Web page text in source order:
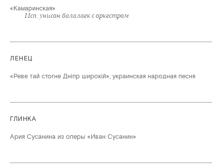
«Камаринская»
Исп. унисон балалаек с оркестром
ЛЕНЕЦ
«Реве тай стогне Днiпр широкiй», украинская народная песня
ГЛИНКА
Ария Сусанина из оперы «Иван Сусанин»